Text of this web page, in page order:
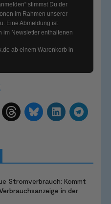
stimmst Du der
im Rahmen unserer
Eine Abmeldung ist
im Newsletter enthaltenen
ab einem Warenkorb in
Stromverbrauch: Kommt
in der